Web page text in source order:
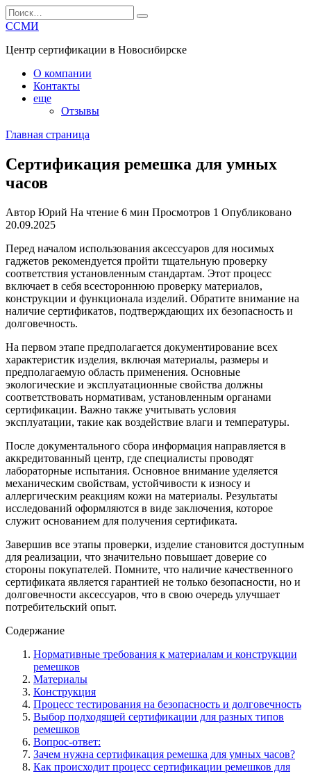
Перейти
к
Search
for:
ССМИ
Центр сертификации в Новосибирске
О компании
Контакты
еще
Отзывы
Главная страница
Сертификация ремешка для умных
часов
Автор Юрий На чтение 6 мин Просмотров 1 Опубликовано
20.09.2025
Перед началом использования аксессуаров для носимых
гаджетов рекомендуется пройти тщательную проверку
соответствия установленным стандартам. Этот процесс
включает в себя всестороннюю проверку материалов,
конструкции и функционала изделий. Обратите внимание на
наличие сертификатов, подтверждающих их безопасность и
долговечность.
На первом этапе предполагается документирование всех
характеристик изделия, включая материалы, размеры и
предполагаемую область применения. Основные
экологические и эксплуатационные свойства должны
соответствовать нормативам, установленным органами
сертификации. Важно также учитывать условия
эксплуатации, такие как воздействие влаги и температуры.
После документального сбора информация направляется в
аккредитованный центр, где специалисты проводят
лабораторные испытания. Основное внимание уделяется
механическим свойствам, устойчивости к износу и
аллергическим реакциям кожи на материалы. Результаты
исследований оформляются в виде заключения, которое
служит основанием для получения сертификата.
Завершив все этапы проверки, изделие становится доступным
для реализации, что значительно повышает доверие со
стороны покупателей. Помните, что наличие качественного
сертификата является гарантией не только безопасности, но и
долговечности аксессуаров, что в свою очередь улучшает
потребительский опыт.
Содержание
Нормативные требования к материалам и конструкции
ремешков
Материалы
Конструкция
Процесс тестирования на безопасность и долговечность
Выбор подходящей сертификации для разных типов
ремешков
Вопрос-ответ:
Зачем нужна сертификация ремешка для умных часов?
Как происходит процесс сертификации ремешков для